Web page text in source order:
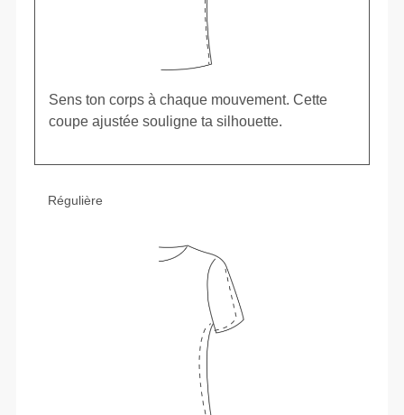
Sens ton corps à chaque mouvement. Cette
coupe ajustée souligne ta silhouette.
Régulière